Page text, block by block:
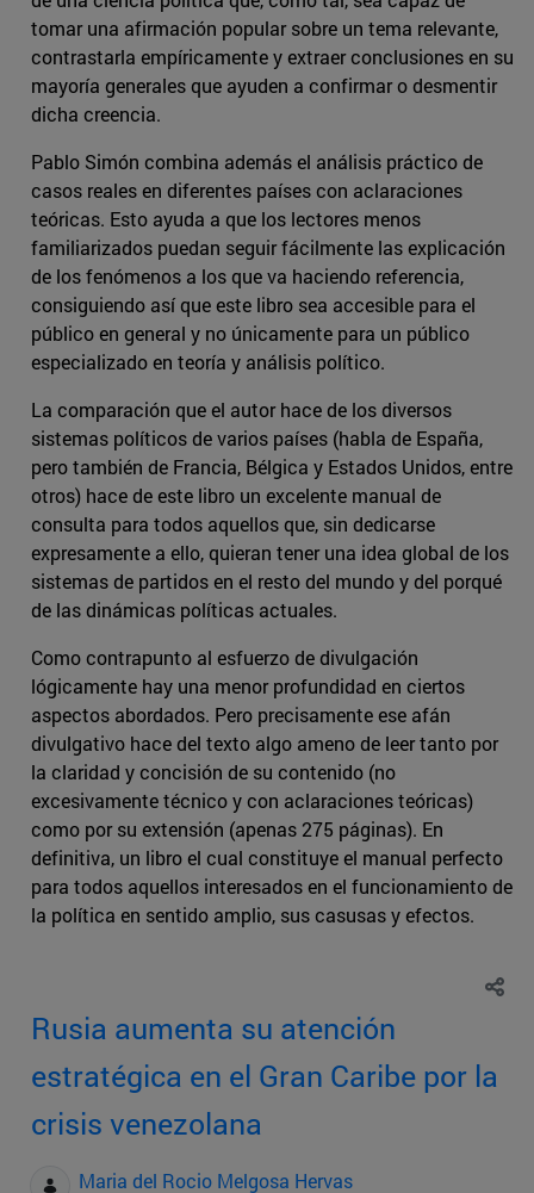
tomar una afirmación popular sobre un tema relevante,
contrastarla empíricamente y extraer conclusiones en su
mayoría generales que ayuden a confirmar o desmentir
dicha creencia.
Pablo Simón combina además el análisis práctico de
casos reales en diferentes países con aclaraciones
teóricas. Esto ayuda a que los lectores menos
familiarizados puedan seguir fácilmente las explicación
de los fenómenos a los que va haciendo referencia,
consiguiendo así que este libro sea accesible para el
público en general y no únicamente para un público
especializado en teoría y análisis político.
La comparación que el autor hace de los diversos
sistemas políticos de varios países (habla de España,
pero también de Francia, Bélgica y Estados Unidos, entre
otros) hace de este libro un excelente manual de
consulta para todos aquellos que, sin dedicarse
expresamente a ello, quieran tener una idea global de los
sistemas de partidos en el resto del mundo y del porqué
de las dinámicas políticas actuales.
Como contrapunto al esfuerzo de divulgación
lógicamente hay una menor profundidad en ciertos
aspectos abordados. Pero precisamente ese afán
divulgativo hace del texto algo ameno de leer tanto por
la claridad y concisión de su contenido (no
excesivamente técnico y con aclaraciones teóricas)
como por su extensión (apenas 275 páginas). En
definitiva, un libro el cual constituye el manual perfecto
para todos aquellos interesados en el funcionamiento de
la política en sentido amplio, sus casusas y efectos.
Rusia aumenta su atención
estratégica en el Gran Caribe por la
crisis venezolana
Maria del Rocio Melgosa Hervas